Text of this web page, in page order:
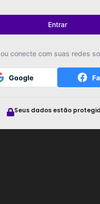
Google
ou conecte com suas redes
Entrar
Seus dados estão